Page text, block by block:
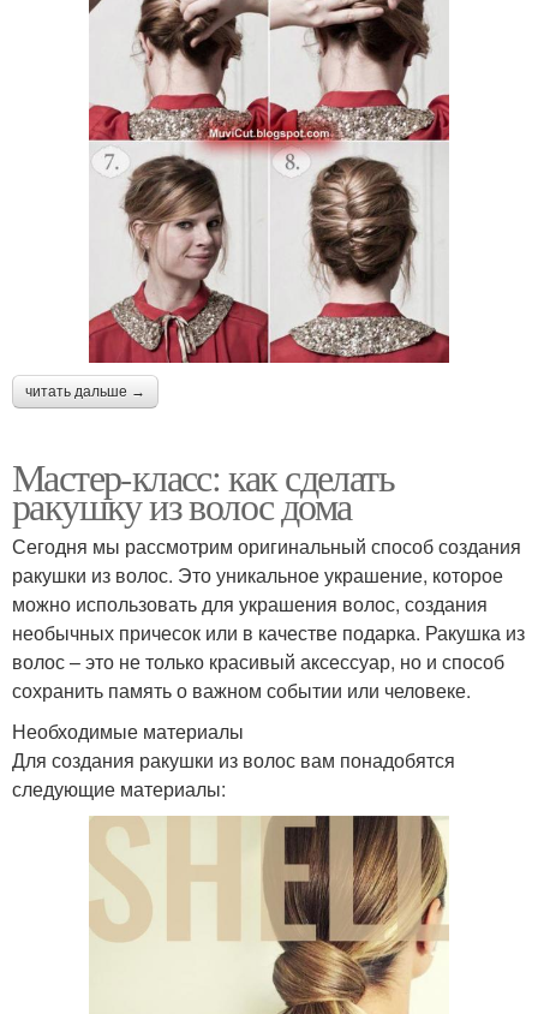
читать дальше →
Мастер-класс: как сделать
ракушку из волос дома
Сегодня мы рассмотрим оригинальный способ создания
ракушки из волос. Это уникальное украшение, которое
можно использовать для украшения волос, создания
необычных причесок или в качестве подарка. Ракушка из
волос – это не только красивый аксессуар, но и способ
сохранить память о важном событии или человеке.
Необходимые материалы
Для создания ракушки из волос вам понадобятся
следующие материалы: